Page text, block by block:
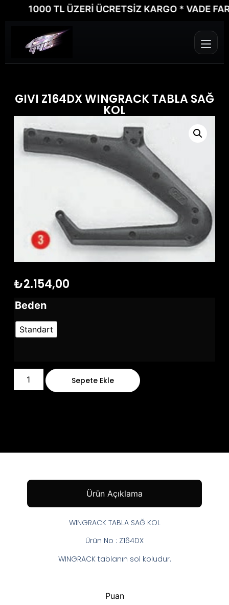
1000 TL ÜZERİ ÜCRETSİZ KARGO * VADE
GIVI Z164DX WINGRACK TABLA SAĞ
KOL
₺2.154,00
Beden
Standart
Sepete Ekle
Ürün Açıklama
Puan
WINGRACK TABLA SAĞ KOL
Ürün No : Z164DX
WINGRACK tablanın sol koludur.